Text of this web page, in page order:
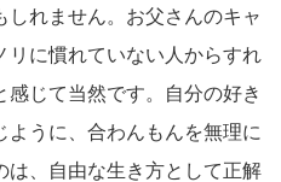
れません。お父さんのキャ
リに慣れていない人からすれ
じて当然です。自分の好き
うに、合わんもんを無理に
は、自由な生き方として正解